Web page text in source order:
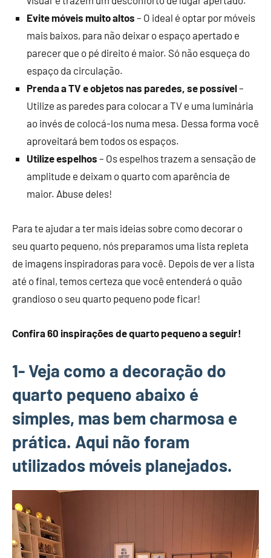
Evite móveis muito altos – O ideal é optar por móveis
mais baixos, para não deixar o espaço apertado e
parecer que o pé direito é maior. Só não esqueça do
espaço da circulação.
Prenda a TV e objetos nas paredes, se possível–
Utilize as paredes para colocar a TV e uma luminária
ao invés de colocá-los numa mesa. Dessa forma você
aproveitará bem todos os espaços.
Utilize espelhos – Os espelhos trazem a sensação de
amplitude e deixam o quarto com aparência de
maior. Abuse deles!
Para te ajudar a ter mais ideias sobre como decorar o
seu quarto pequeno, nós preparamos uma lista repleta
de imagens inspiradoras para você. Depois de ver a lista
até o final, temos certeza que você entenderá o quão
grandioso o seu quarto pequeno pode ficar!
Confira 60 inspirações de quarto pequeno a seguir!
1- Veja como a decoração do
quarto pequeno abaixo é
simples, mas bem charmosa e
prática. Aqui não foram
utilizados móveis planejados.